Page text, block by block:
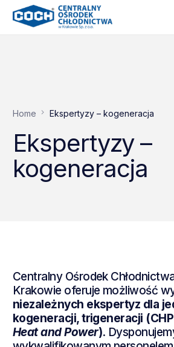
Home Ekspertyzy – kogeneracja
Ekspertyzy –
kogeneracja
Centralny Ośrodek
Krakowie oferuje możliwość
niezależnych ekspertyz dla
kogeneracji, trigeneracji
Heat and Power).